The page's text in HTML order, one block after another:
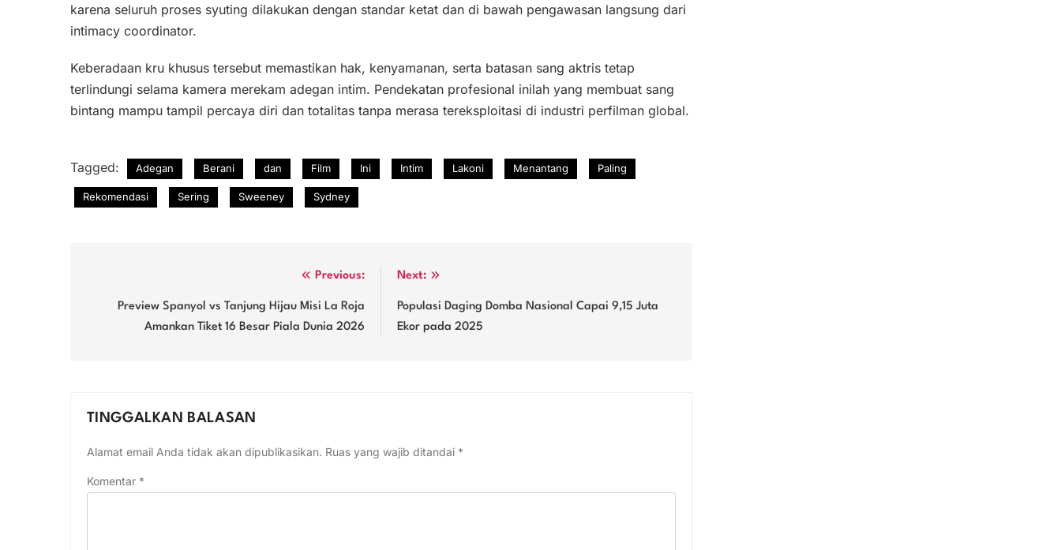
karena seluruh proses syuting dilakukan dengan standar ketat dan di bawah pengawasan langsung dari
intimacy coordinator.
Keberadaan kru khusus tersebut memastikan hak, kenyamanan, serta batasan sang aktris tetap
terlindungi selama kamera merekam adegan intim. Pendekatan profesional inilah yang membuat sang
bintang mampu tampil percaya diri dan totalitas tanpa merasa tereksploitasi di industri perfilman global.
Tagged: Adegan Berani dan Film Ini Intim Lakoni Menantang Paling
Rekomendasi Sering Sweeney Sydney
Previous:
Preview Spanyol vs Tanjung Hijau Misi La Roja
Amankan Tiket 16 Besar Piala Dunia 2026
Next:
Populasi Daging Domba Nasional Capai 9,15 Juta
Ekor pada 2025
TINGGALKAN BALASAN
Alamat email Anda tidak akan dipublikasikan. Ruas yang wajib ditandai *
Komentar *